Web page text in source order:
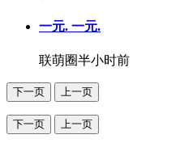
一元. 一元.
联萌圈半小时前
下一页 上一页
下一页 上一页